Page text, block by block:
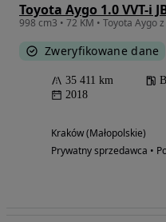
Toyota Aygo 1.0 VVT-i
998 cm3 • 72 KM • Toyota Aygo
Zweryfikowane dane
35 411 km
2018
Kraków (Małopolskie)
Prywatny sprzedawca •